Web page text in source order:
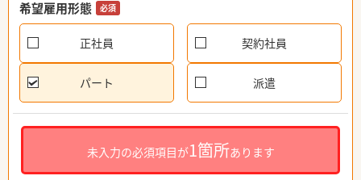
希望雇用形態 必須
正社員 契約社員
パート 派遣
未入力の必須項目が1箇所あります